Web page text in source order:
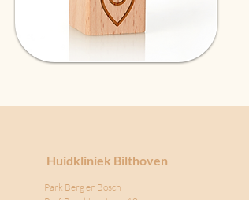
Huidkliniek Bilthoven
Park Berg en Bosch